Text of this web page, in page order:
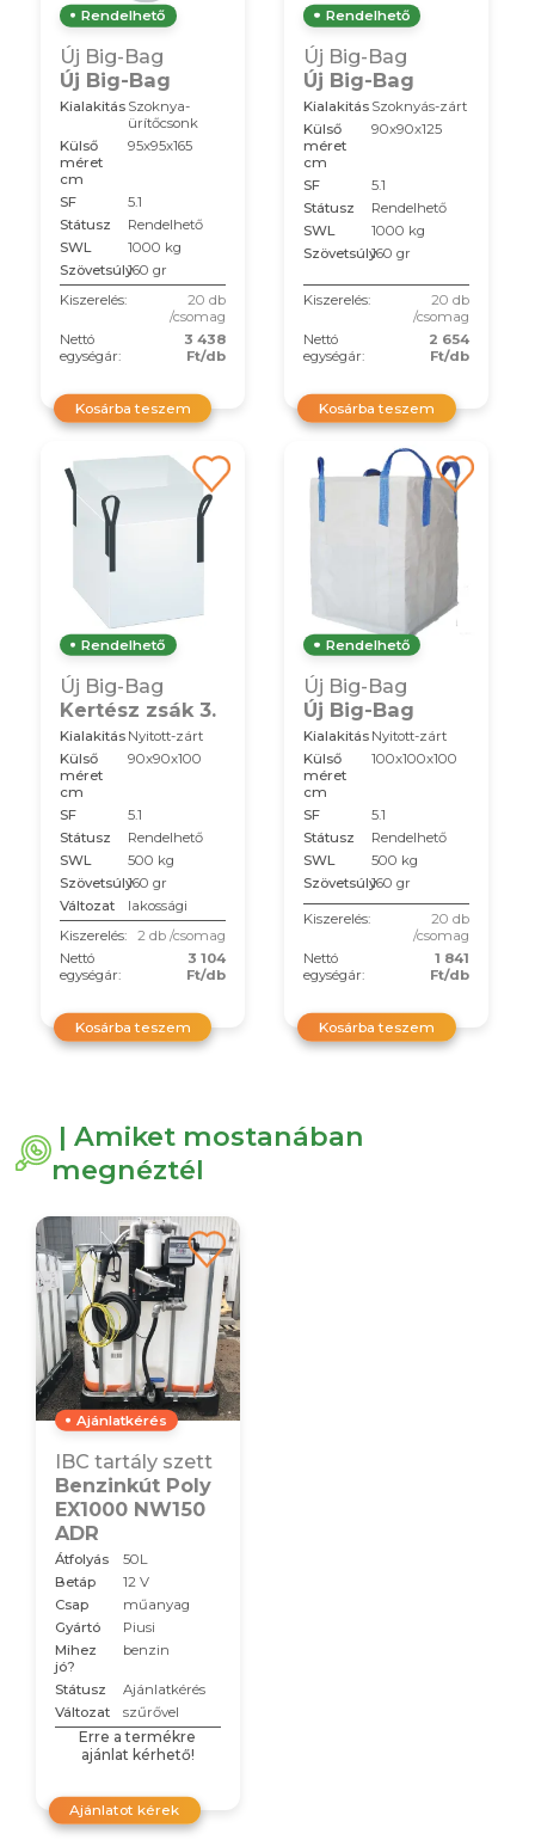
Rendelhető
Új Big-Bag
Új Big-Bag
Kialakitás Szoknya-
ürítőcsonk
Külső
méret
cm
95x95x165
SF
5.1
Státusz
Rendelhető
SWL
1000 kg
Szövetsúly160 gr
Kiszerelés:
20 db
/csomag
Nettó
egységár:
3 438
Ft/db
Kosárba teszem
Rendelhető
Új Big-Bag
Új Big-Bag
Kialakitás Szoknyás-zárt
Külső
méret
cm
90x90x125
SF
5.1
Státusz
Rendelhető
SWL
1000 kg
Szövetsúly160 gr
Kiszerelés:
20 db
/csomag
Nettó
egységár:
2 654
Ft/db
Kosárba teszem
Rendelhető
Új Big-Bag
Kertész zsák 3.
Kialakitás Nyitott-zárt
Külső
méret
cm
90x90x100
SF
5.1
Státusz
Rendelhető
SWL
500 kg
Szövetsúly160 gr
Változat
lakossági
Kiszerelés:
2 db /csomag
Nettó
egységár:
3 104
Ft/db
Kosárba teszem
Rendelhető
Új Big-Bag
Új Big-Bag
Kialakitás Nyitott-zárt
Külső
méret
cm
100x100x100
SF
5.1
Státusz
Rendelhető
SWL
500 kg
Szövetsúly160 gr
Kiszerelés:
20 db
/csomag
Nettó
egységár:
1 841
Ft/db
Kosárba teszem
| Amiket mostanában
megnéztél
Ajánlatkérés
IBC tartály szett
Benzinkút Poly
EX1000 NW150
ADR
Átfolyás
50L
Betáp
12 V
Csap
műanyag
Gyártó
Piusi
Mihez
jó?
benzin
Státusz
Ajánlatkérés
Változat
szűrővel
Erre a termékre
ajánlat kérhető!
Ajánlatot kérek